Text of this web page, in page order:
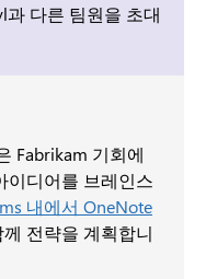
다른 팀원을 초대
Fabrikam 기회에
이디어를 브레인스
내에서 OneNote
전략을 계획합니